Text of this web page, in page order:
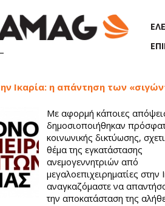
Ικαρία: η απάντηση των
Με αφορμή κάποιες
δημοσιοποιήθηκαν
κοινωνικής δικτύωσης,
θέμα της εγκατάστασης
ανεμογεννητριών από
μεγαλοεπιχειρηματίες στην
αναγκαζόμαστε να
την αποκατάσταση της